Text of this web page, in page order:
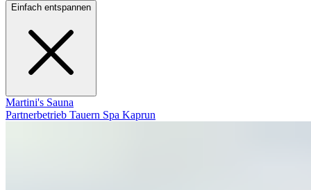
Einfach entspannen
Martini's Sauna
Partnerbetrieb Tauern Spa Kaprun